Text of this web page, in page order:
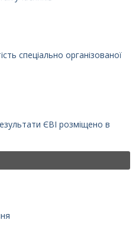
спеціально організованої
ЄВІ розміщено в